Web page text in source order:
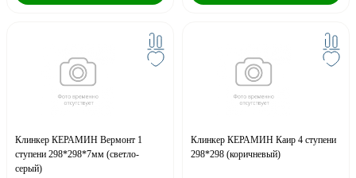
Клинкер КЕРАМИН Вермонт 1
ступени 298*298*7мм (светло-
серый)
Клинкер КЕРАМИН Каир 4 ступени
298*298 (коричневый)